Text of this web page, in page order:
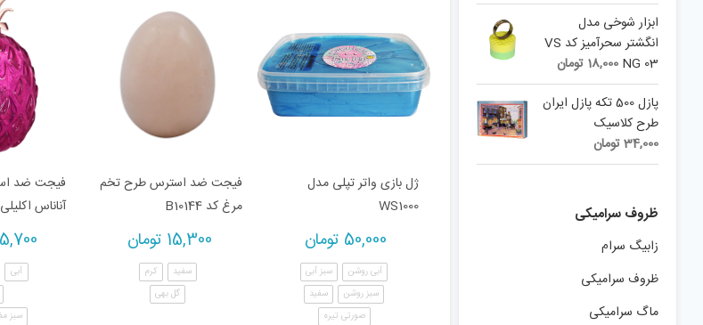
ژل بازی واتر تپلی مدل
WS1000
50,000 تومان
آبی روشن
سبز آبی
سبز روشن
سفید
صورتی تیره
فیجت ضد استرس طرح تخم
مرغ کد B10144
15,300 تومان
سفید
کرم
گل بهی
فیجت ضد
آناناس اکلیلی
آبی
سبز
ابزار شوخی مدل
انگشتر سحرآمیز کد VS
NG 03
18,000 تومان
پازل 500 تکه پازل ایران
طرح کلاسیک
34,000تومان
ظروف سرامیکی
زابیگ سرام
ظروف سرامیکی
ماگ سرامیکی